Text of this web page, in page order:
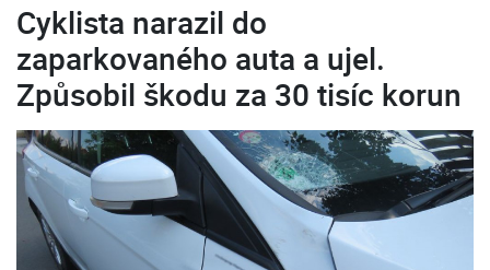
Cyklista narazil do
zaparkovaného auta a ujel.
Způsobil škodu za 30 tisíc korun